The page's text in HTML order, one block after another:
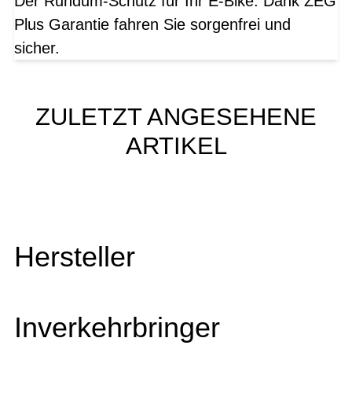
Plus Garantie fahren Sie sorgenfrei und
sicher.
ZULETZT ANGESEHENE
ARTIKEL
Hersteller
Inverkehrbringer